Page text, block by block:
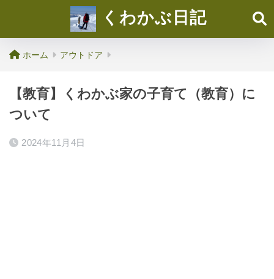
くわかぶ日記
ホーム アウトドア
【教育】くわかぶ家の子育て（教育）に
ついて
2024年11月4日